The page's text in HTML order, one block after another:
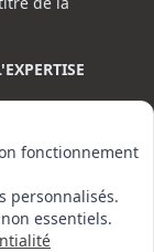
fonctionnement
personnalisés.
essentiels.